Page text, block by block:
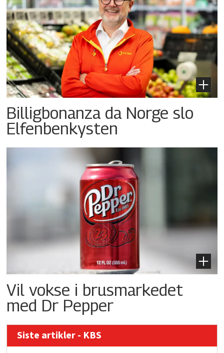
Billigbonanza da Norge slo
Elfenbenkysten
Vil vokse i brusmarkedet
med Dr Pepper
Siste artikler - KBS